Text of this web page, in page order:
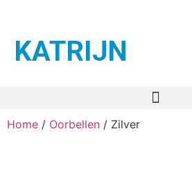
KATRIJN
Home / Oorbellen / Zilver